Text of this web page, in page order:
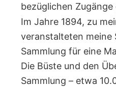
bezüglichen
Im Jahre 1894, zu
veranstalteten meine
Sammlung für eine
Die Büste und den
Sammlung – etwa